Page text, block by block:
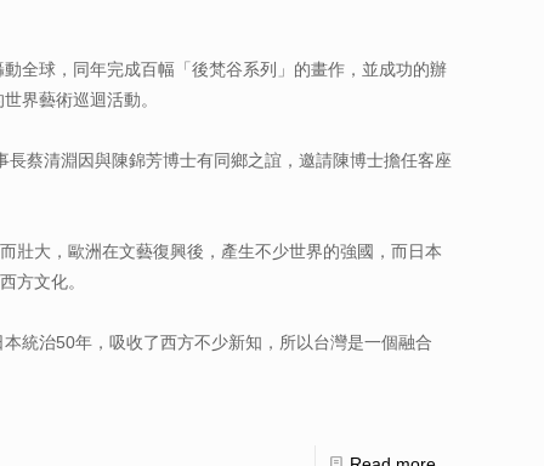
全球，同年完成百幅「後梵谷系列」的畫作，並成功的辦
界藝術巡迴活動。
蔡清淵因與陳錦芳博士有同鄉之誼，邀請陳博士擔任客座
壯大，歐洲在文藝復興後，產生不少世界的強國，而日本
方文化。
統治50年，吸收了西方不少新知，所以台灣是一個融合